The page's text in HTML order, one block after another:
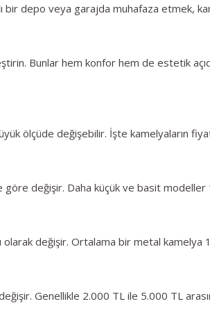
bir depo veya garajda muhafaza etmek,
Bunlar hem konfor hem de estetik
ölçüde değişebilir. İşte kamelyaların
göre değişir. Daha küçük ve basit
değişir. Ortalama bir metal kamelya
Genellikle 2.000 TL ile 5.000 TL